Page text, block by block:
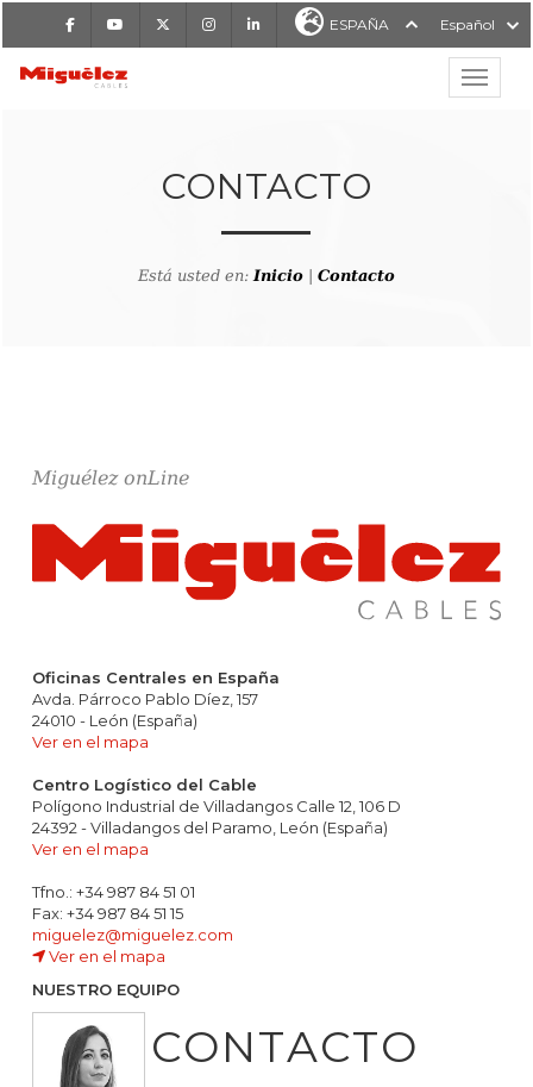
FacebookYoutube InstagramLinkedIn ESPAÑA Español
MIGUÉLEZ CABLES
CONTACTO
Está usted en:Inicio Contacto
Miguélez onLine
Oficinas Centrales en España
Avda. Párroco Pablo Díez, 157
24010 - León (España)
Ver en el mapa
Centro Logístico del Cable
Polígono Industrial de Villadangos Calle 12, 106 D
24392 - Villadangos del Paramo, León (España)
Ver en el mapa
Tfno.: +34 987 84 51 01
Fax: +34 987 84 51 15
miguelez@miguelez.com
Ver en el mapa
NUESTRO EQUIPO
CONTACTO